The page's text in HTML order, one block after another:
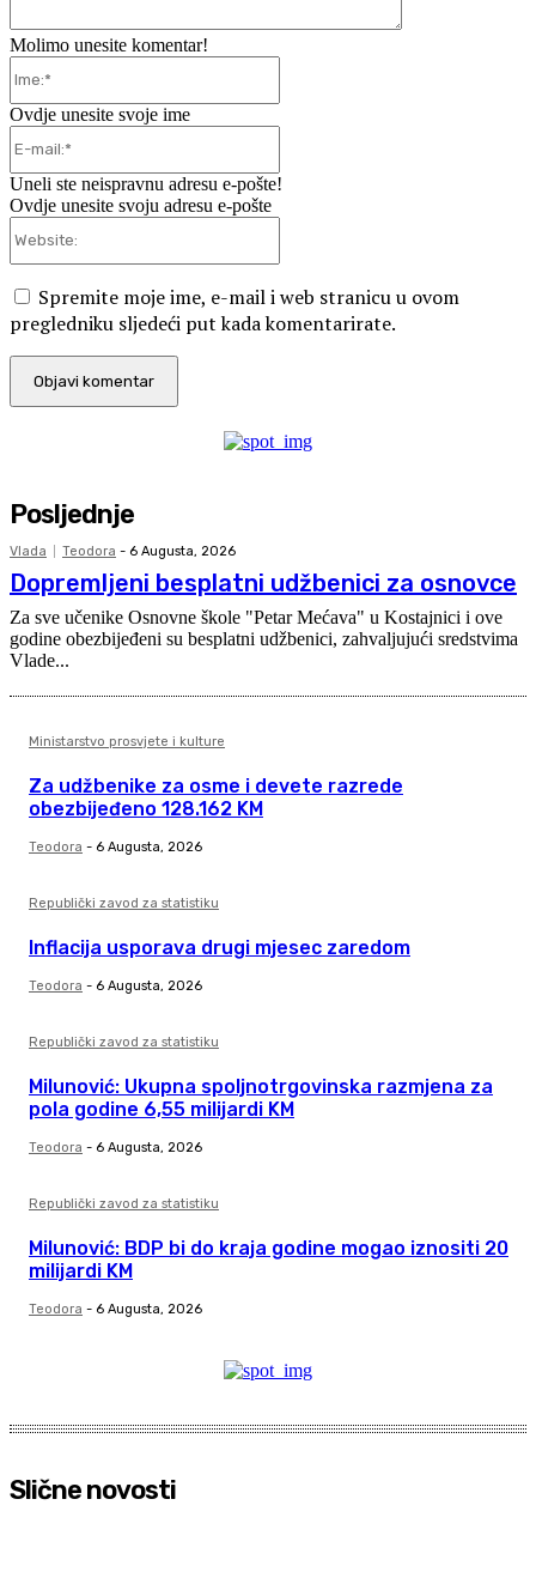
Molimo unesite komentar!
Ovdje unesite svoje ime
Uneli ste neispravnu adresu e-pošte!
Ovdje unesite svoju adresu e-pošte
Spremite moje ime, e-mail i web stranicu u ovom
pregledniku sljedeći put kada komentarirate.
Posljednje
Vlada Teodora - 6 Augusta, 2026
Dopremljeni besplatni udžbenici za osnovce
Za sve učenike Osnovne škole "Petar Mećava" u Kostajnici i ove
godine obezbijeđeni su besplatni udžbenici, zahvaljujući sredstvima
Vlade...
Ministarstvo prosvjete i kulture
Za udžbenike za osme i devete razrede
obezbijeđeno 128.162 KM
Teodora - 6 Augusta, 2026
Republički zavod za statistiku
Inflacija usporava drugi mjesec zaredom
Teodora - 6 Augusta, 2026
Republički zavod za statistiku
Milunović: Ukupna spoljnotrgovinska razmjena za
pola godine 6,55 milijardi KM
Teodora - 6 Augusta, 2026
Republički zavod za statistiku
Milunović: BDP bi do kraja godine mogao iznositi 20
milijardi KM
Teodora - 6 Augusta, 2026
Slične novosti